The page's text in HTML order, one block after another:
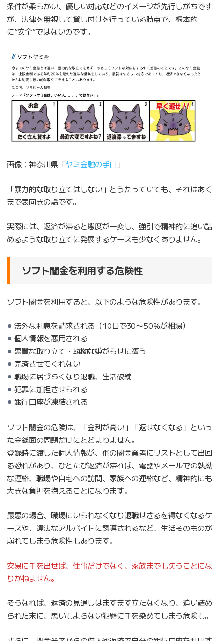
条件が柔らかい、優しい対応などのイメージが先行しがちです
が、法律を無視して貸し付けを行っている時点で、根本的
に“安全”ではないのです。
画像：神奈川県「ヤミ金融の手口 」
「暴力的な取り立てはしない」とうたっていても、それはあく
まで表向きの話です。
実際には、返済が滞ると態度が一変し、強引で精神的に追い詰
めるような取り立てに発展するケースも少なくありません。
ソフト闇金を利用する危険性
ソフト闇金を利用すると、以下のような危険性があります。
法外な利息を請求される（10日で30〜50％が相場）
個人情報を悪用される
悪質な取り立て・執拗な嫌がらせに遭う
完済させてくれない
職場に居づらくなり退職、生活破綻
犯罪に加担させられる
銀行口座が凍結される
ソフト闇金の危険は、「金利が高い」「返せなくなる」といっ
た金銭面の問題だけにとどまりません。
登録時に渡した個人情報が、他の闇金業者にリストとして出回
る恐れがあり、ひとたび返済が滞れば、電話やメールでの執拗
な連絡、職場や自宅への訪問、家族への連絡など、精神的にも
大きな負担を抱えることになります。
最悪の場合、職場にいられなくなり退職せざるを得なくなるケ
ースや、違法なアルバイトに誘導されるなど、生活そのものが
崩れてしまう危険性もあります。
安易に手を出せば、仕事だけでなく、家族までも失うことにな
りかねません。
そうなれば、返済の見通しはますます立たなくなり、追い詰め
られた末に、思いもよらない犯罪に手を染めてしまう危険も。